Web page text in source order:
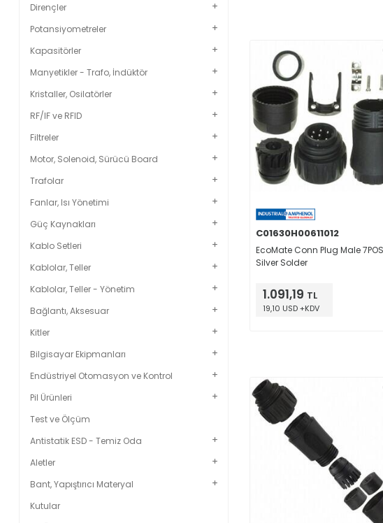
Dirençler
Potansiyometreler
Kapasitörler
Manyetikler - Trafo, İndüktör
Kristaller, Osilatörler
RF/IF ve RFID
Filtreler
Motor, Solenoid, Sürücü Board
Trafolar
Fanlar, Isı Yönetimi
Güç Kaynakları
Kablo Setleri
Kablolar, Teller
Kablolar, Teller - Yönetim
Bağlantı, Aksesuar
Kitler
Bilgisayar Ekipmanları
Endüstriyel Otomasyon ve Kontrol
Pil Ürünleri
Test ve Ölçüm
Antistatik ESD - Temiz Oda
Aletler
Bant, Yapıştırıcı Materyal
Kutular
C01630H00611012
EcoMate Conn Plug Male 7POS
Silver Solder
1.091,19 TL
19,10 USD +KDV